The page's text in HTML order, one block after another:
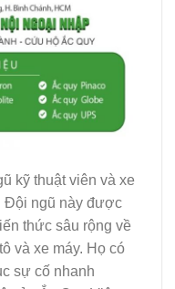
kỹ thuật viên và xe
Đội ngũ này được
thức sâu rộng về
và xe máy. Họ có
sự cố nhanh